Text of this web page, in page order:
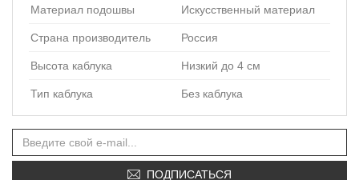
Материал подошвы Искусственный материал
Страна производитель Россия
Высота каблука Низкий до 4 см
Тип каблука Без каблука
ПОДПИСАТЬСЯ